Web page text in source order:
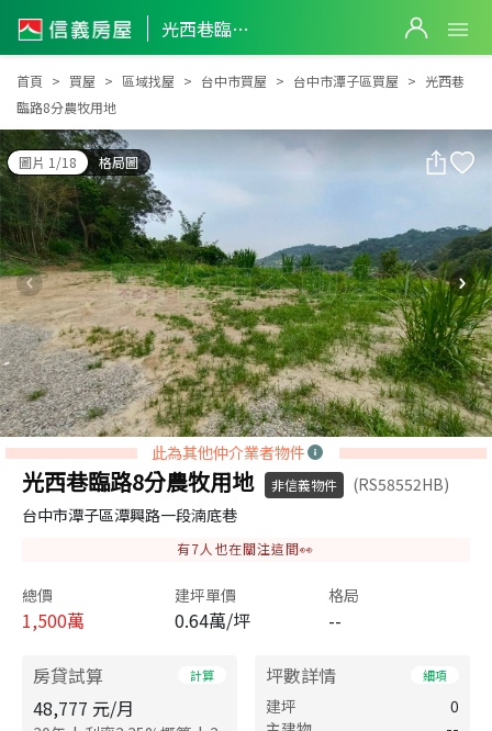
光西巷臨路8分農牧用地
光西巷臨路8分農牧用地
首頁 買屋 區域找屋 台中市買屋 台中市潭子區買屋
光西巷
臨路8分農牧用地
圖片 1/18 格局圖
此為其他仲介業者物件
光西巷臨路8分農牧用地 非信義物件
(RS58552HB)
台中市潭子區潭興路一段湳底巷
有7人也在關注這間👀
總價
1,500萬
建坪單價
0.64萬/坪
格局
--
房貸試算 計算
48,777 元/月
坪數詳情 細項
建坪
0